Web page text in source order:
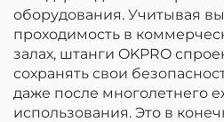
оборудования. Учитывая
проходимость в
залах, штанги OKPRO
сохранять свои
даже после многолетнего
использования. Это в